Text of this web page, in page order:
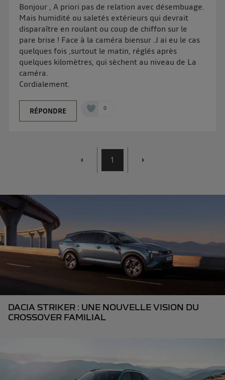
Bonjour , A priori pas de relation avec désembuage.
Mais humidité ou saletés extérieurs qui devrait
disparaître en roulant ou coup de chiffon sur le
pare brise ! Face à la caméra biensur .J ai eu le cas
quelques fois ,surtout le matin, réglés après
quelques kilomètres, qui sèchent au niveau de La
caméra.
Cordialement.
RÉPONDRE 0
1
DACIA STRIKER : UNE NOUVELLE VISION DU
CROSSOVER FAMILIAL